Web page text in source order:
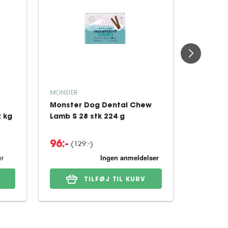
kg
MONSTER
Monster Dog Dental Chew
Lamb S 28 stk 224 g
96:- (129:-)
TILFØJ TIL KURV